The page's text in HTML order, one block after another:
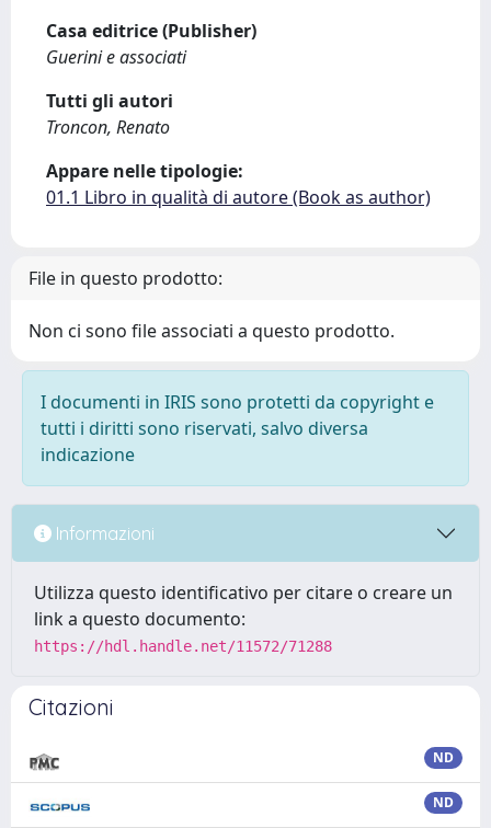
Casa editrice (Publisher)
Guerini e associati
Tutti gli autori
Troncon, Renato
Appare nelle tipologie:
01.1 Libro in qualità di autore (Book as author)
File in questo prodotto:
Non ci sono file associati a questo prodotto.
I documenti in IRIS sono protetti da copyright e
tutti i diritti sono riservati, salvo diversa
indicazione
Informazioni
Utilizza questo identificativo per citare o creare un
link a questo documento:
https://hdl.handle.net/11572/71288
Citazioni
ND
ND